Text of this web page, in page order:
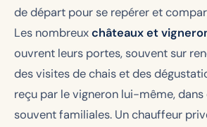
de départ pour se repérer et
Les nombreuxchâteaux et
ouvrent leurs portes, souvent sur
des visites de chais et des
reçu par le vigneron lui-même,
souvent familiales. Un chauffeur